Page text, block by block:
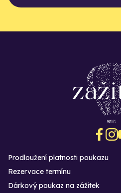
Prodloužení platnosti poukazu
Rezervace termínu
Dárkový poukaz na zážitek